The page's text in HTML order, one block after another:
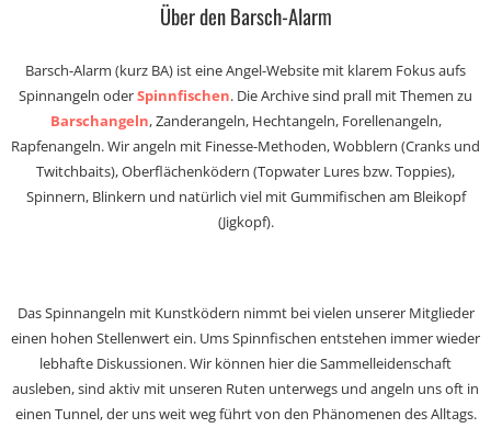
Über den Barsch-Alarm
Barsch-Alarm (kurz BA) ist eine Angel-Website mit klarem Fokus aufs
Spinnangeln oderSpinnfischen. Die Archive sind prall mit Themen zu
Barschangeln, Zanderangeln, Hechtangeln, Forellenangeln,
Rapfenangeln. Wir angeln mit Finesse-Methoden, Wobblern (Cranks und
Twitchbaits), Oberflächenködern (Topwater Lures bzw. Toppies),
Spinnern, Blinkern und natürlich viel mit Gummifischen am Bleikopf
(Jigkopf).
Das Spinnangeln mit Kunstködern nimmt bei vielen unserer Mitglieder
einen hohen Stellenwert ein. Ums Spinnfischen entstehen immer wieder
lebhafte Diskussionen. Wir können hier die Sammelleidenschaft
ausleben, sind aktiv mit unseren Ruten unterwegs und angeln uns oft in
einen Tunnel, der uns weit weg führt von den Phänomenen des Alltags.